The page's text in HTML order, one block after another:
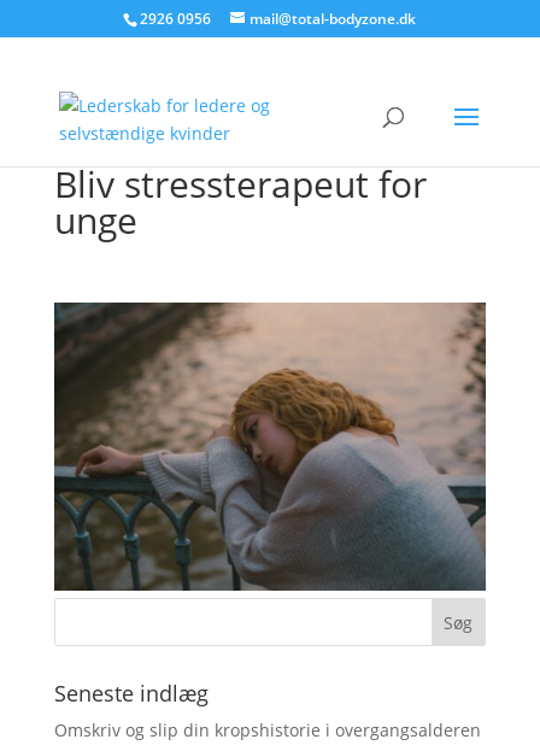
2926 0956 mail@total-bodyzone.dk
Bliv stressterapeut for
unge
Seneste indlæg
Omskriv og slip din kropshistorie i overgangsalderen